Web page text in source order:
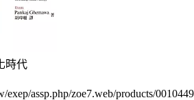
時代
assp.php/zoe7.web/products/